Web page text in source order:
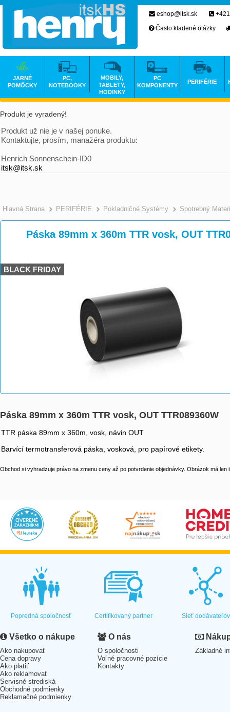
Produkt je vyradený!
Produkt už nie je v našej ponuke.
Kontaktujte, prosím, manažéra produktu:
Henrich Sonnenschein-ID0
itsk@itsk.sk
Hlavná Strana >
PERIFÉRIE >
Pokladničné Systémy Spotrebný
Páska 89mm x 360m TTR vosk, OUT
BLACK FRIDAY
Páska 89mm x 360m TTR vosk, OUT TTR089360W
TTR páska 89mm x 360m, vosk, návin OUT
Barvící termotransferová páska, vosková, pro papírové etikety.
Obchod si vyhradzuje právo na zmenu ceny až po potvrdenie objednávky. Obrázok má len
eshop@itsk.sk
Často kladené otázky
JARNÉ
POMÔCKY
PC,
NOTEBOOKY
MOBILY,
TABLETY,
HODINKY
PC
KOMPONENTY
PERIFÉRIE
Popredná spoločnosť Certifikovaný partner Sieť dodávateľov
Všetko o nákupe
Ako nakupovať
Cena dopravy
Ako platiť
Ako reklamovať
Servisné strediská
Obchodné podmienky
Reklamačné podmienky
O nás
O spoločnosti
Voľné pracovné pozície
Kontakty
Základné